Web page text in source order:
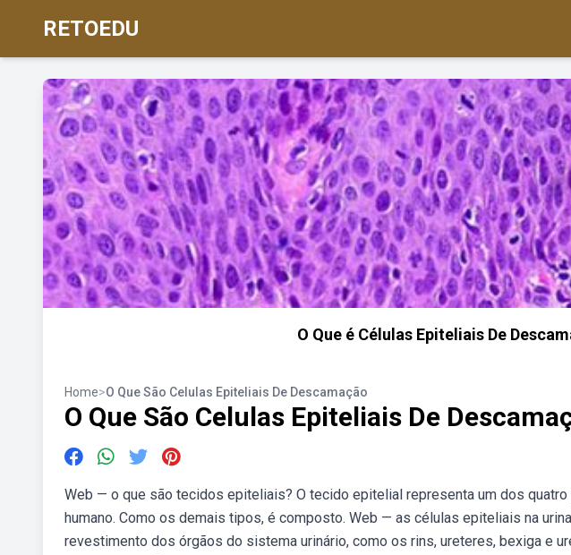
RETOEDU
O Que é Células Epiteliais De
Home>O Que São Celulas Epiteliais De Descamação
O Que São Celulas Epiteliais De
Web — o que são tecidos epiteliais? O tecido epitelial representa um dos
humano. Como os demais tipos, é composto. Web — as células epiteliais na
revestimento dos órgãos do sistema urinário, como os rins, ureteres, bexiga e